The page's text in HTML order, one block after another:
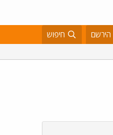
הירשם חיפוש